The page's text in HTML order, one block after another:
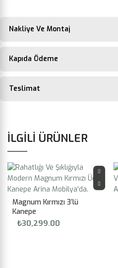
Nakliye Ve Montaj
Kapıda Ödeme
Teslimat
İLGILI ÜRÜNLER
Magnum Kırmızı 3’lü
Kanepe
₺30,299.00